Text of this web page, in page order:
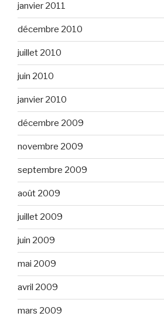
janvier 2011
décembre 2010
juillet 2010
juin 2010
janvier 2010
décembre 2009
novembre 2009
septembre 2009
août 2009
juillet 2009
juin 2009
mai 2009
avril 2009
mars 2009